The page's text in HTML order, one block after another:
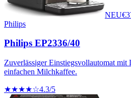
NEU€
Philips
Philips EP2336/40
Zuverlässiger Einstiegsvollautomat
einfachen Milchkaffee.
★★★★☆4.3/5